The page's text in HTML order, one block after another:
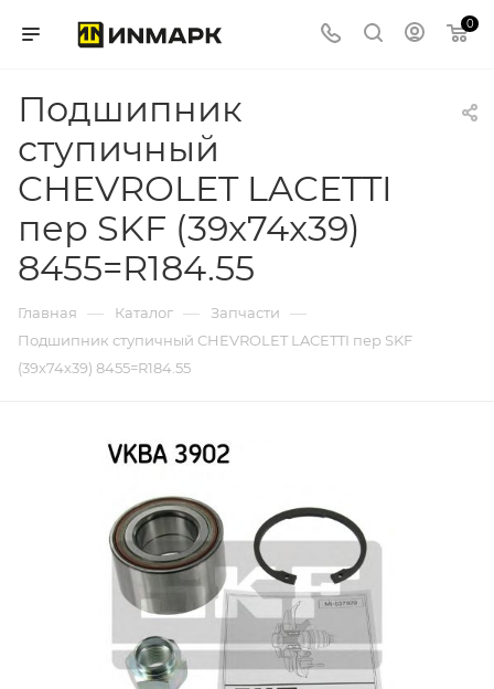
0
Подшипник
ступичный
CHEVROLET LACETTI
пер SKF (39x74x39)
8455=R184.55
Главная — Каталог — Запчасти —
Подшипник ступичный CHEVROLET LACETTI пер SKF
(39x74x39) 8455=R184.55